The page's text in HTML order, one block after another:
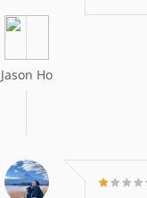
Jason Ho